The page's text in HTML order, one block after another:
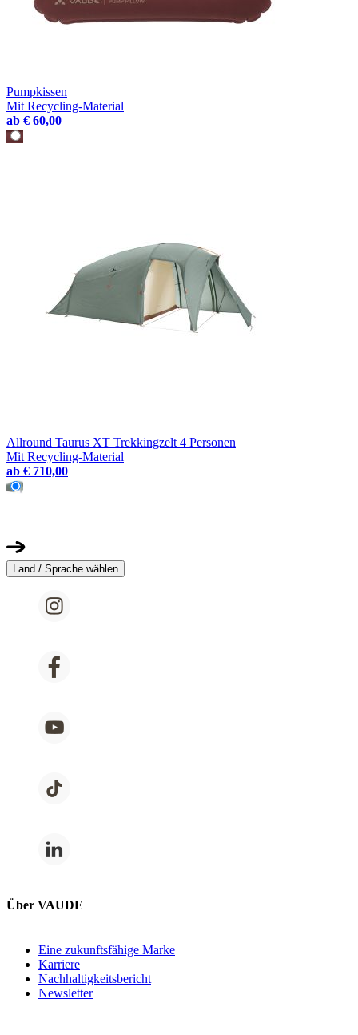
Pumpkissen
Mit Recycling-Material
ab € 60,00
Allround Taurus XT Trekkingzelt 4 Personen
Mit Recycling-Material
ab € 710,00
Land / Sprache wählen
Über VAUDE
Eine zukunftsfähige Marke
Karriere
Nachhaltigkeitsbericht
Newsletter